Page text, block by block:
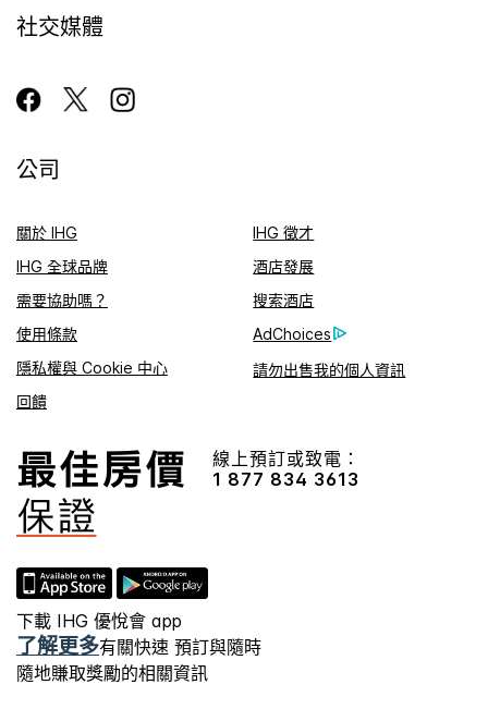
社交媒體
公司
關於 IHG
IHG 徵才
IHG 全球品牌
酒店發展
需要協助嗎？
搜索酒店
使用條款
AdChoices
隱私權與 Cookie 中心
請勿出售我的個人資訊
回饋
線上預訂或致電：
1 877 834 3613
下載 IHG 優悅會 app
了解更多有關快速 預訂與隨時
隨地賺取獎勵的相關資訊